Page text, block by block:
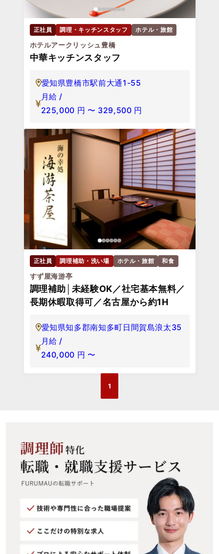
正社員 調理・キッチンスタッフ ホテル・旅館
ホテルアークリッシュ豊橋
中華キッチンスタッフ
愛知県豊橋市駅前大通1-55
月給 /
225,000 円 〜 329,500 円
正社員 調理補助・洗い場 ホテル・旅館 和食
すず屋海游亭
調理補助│未経験OK／社宅基本無料／
長期休暇取得可／名古屋から約1H
愛知県知多郡南知多町日間賀島浪太35
月給 /
240,000 円 〜
1